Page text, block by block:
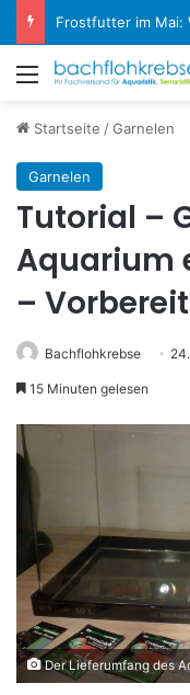
Menü
Startseite /Garnelen
Garnelen
Tutorial –
Aquarium
–
Bachflohkrebse
15 Minuten gelesen
Der Lieferumfang des